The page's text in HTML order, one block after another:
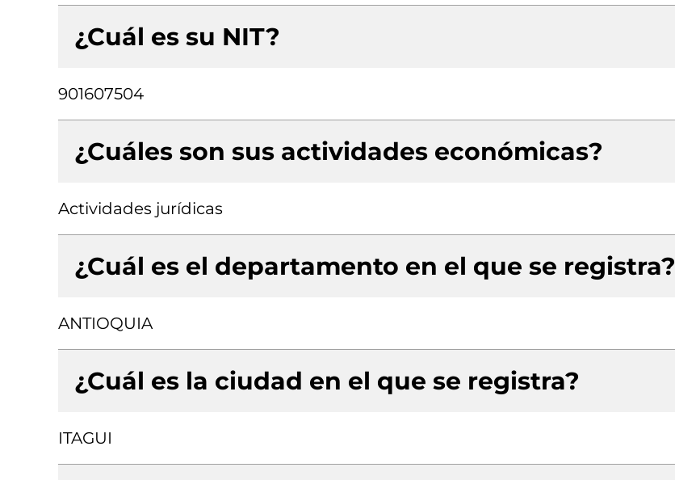
¿Cuál es su NIT?
901607504
¿Cuáles son sus actividades económicas?
Actividades jurídicas
¿Cuál es el departamento en el que se registra?
ANTIOQUIA
¿Cuál es la ciudad en el que se registra?
ITAGUI